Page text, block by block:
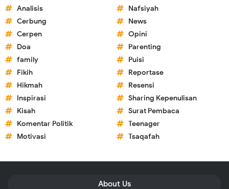
Analisis
Cerbung
Cerpen
Doa
family
Fikih
Hikmah
Inspirasi
Kisah
Komentar Politik
Motivasi
Nafsiyah
News
Opini
Parenting
Puisi
Reportase
Resensi
Sharing Kepenulisan
Surat Pembaca
Teenager
Tsaqafah
About Us